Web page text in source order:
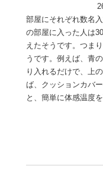
部屋にそれぞれ数名
の部屋に入った人は
えたそうです。つま
うです。例えば、青
り入れるだけで、上
ば、クッションカバ
と、簡単に体感温度